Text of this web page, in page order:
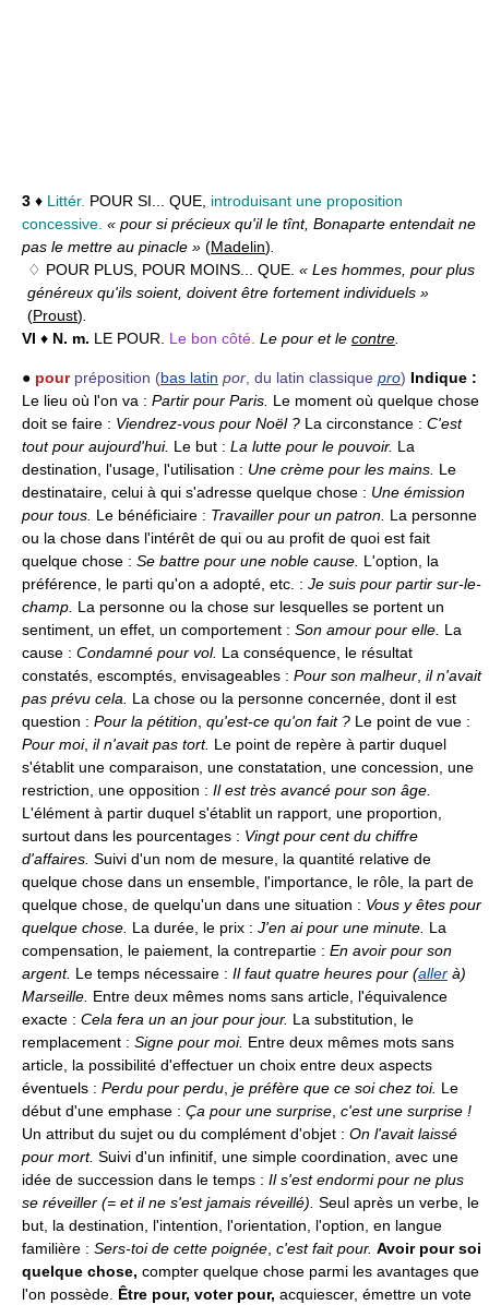
3 ♦ Littér. POUR SI... QUE, introduisant une proposition
concessive. « pour si précieux qu'il le tînt, Bonaparte entendait ne
pas le mettre au pinacle » (Madelin).
♢ POUR PLUS, POUR MOINS... QUE. « Les hommes, pour plus
généreux qu'ils soient, doivent être fortement individuels »
(Proust).
VI ♦ N. m. LE POUR. Le bon côté. Le pour et le contre.
● pour préposition (bas latin por, du latin classique pro) Indique :
Le lieu où l'on va : Partir pour Paris. Le moment où quelque chose
doit se faire : Viendrez-vous pour Noël ? La circonstance : C'est
tout pour aujourd'hui. Le but : La lutte pour le pouvoir. La
destination, l'usage, l'utilisation : Une crème pour les mains. Le
destinataire, celui à qui s'adresse quelque chose : Une émission
pour tous. Le bénéficiaire : Travailler pour un patron. La personne
ou la chose dans l'intérêt de qui ou au profit de quoi est fait
quelque chose : Se battre pour une noble cause. L'option, la
préférence, le parti qu'on a adopté, etc. : Je suis pour partir sur-le-
champ. La personne ou la chose sur lesquelles se portent un
sentiment, un effet, un comportement : Son amour pour elle. La
cause : Condamné pour vol. La conséquence, le résultat
constatés, escomptés, envisageables : Pour son malheur, il n'avait
pas prévu cela. La chose ou la personne concernée, dont il est
question : Pour la pétition, qu'est-ce qu'on fait ? Le point de vue :
Pour moi, il n'avait pas tort. Le point de repère à partir duquel
s'établit une comparaison, une constatation, une concession, une
restriction, une opposition : Il est très avancé pour son âge.
L'élément à partir duquel s'établit un rapport, une proportion,
surtout dans les pourcentages : Vingt pour cent du chiffre
d'affaires. Suivi d'un nom de mesure, la quantité relative de
quelque chose dans un ensemble, l'importance, le rôle, la part de
quelque chose, de quelqu'un dans une situation : Vous y êtes pour
quelque chose. La durée, le prix : J'en ai pour une minute. La
compensation, le paiement, la contrepartie : En avoir pour son
argent. Le temps nécessaire : Il faut quatre heures pour (aller à)
Marseille. Entre deux mêmes noms sans article, l'équivalence
exacte : Cela fera un an jour pour jour. La substitution, le
remplacement : Signe pour moi. Entre deux mêmes mots sans
article, la possibilité d'effectuer un choix entre deux aspects
éventuels : Perdu pour perdu, je préfère que ce soi chez toi. Le
début d'une emphase : Ça pour une surprise, c'est une surprise !
Un attribut du sujet ou du complément d'objet : On l'avait laissé
pour mort. Suivi d'un infinitif, une simple coordination, avec une
idée de succession dans le temps : Il s'est endormi pour ne plus
se réveiller (= et il ne s'est jamais réveillé). Seul après un verbe, le
but, la destination, l'intention, l'orientation, l'option, en langue
familière : Sers-toi de cette poignée, c'est fait pour. Avoir pour soi
quelque chose, compter quelque chose parmi les avantages que
l'on possède. Être pour, voter pour, acquiescer, émettre un vote